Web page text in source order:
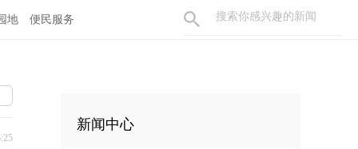
地 便民服务
新闻中心